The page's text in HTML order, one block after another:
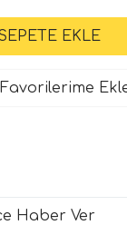
Favorilerime
Haber Ver